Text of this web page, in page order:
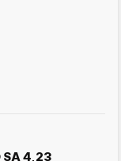
SA 4,23